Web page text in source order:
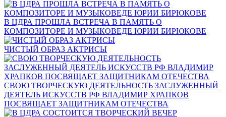
В ЦДРА ПРОШЛА ВСТРЕЧА В ПАМЯТЬ О
КОМПОЗИТОРЕ И МУЗЫКОВЕДЕ ЮРИИ БИРЮКОВЕ
ЧИСТЫЙ ОБРАЗ АКТРИСЫ
СВОЮ ТВОРЧЕСКУЮ ДЕЯТЕЛЬНОСТЬ ЗАСЛУЖЕННЫЙ
ДЕЯТЕЛЬ ИСКУССТВ РФ ВЛАДИМИР ХРАПКОВ
ПОСВЯЩАЕТ ЗАЩИТНИКАМ ОТЕЧЕСТВА